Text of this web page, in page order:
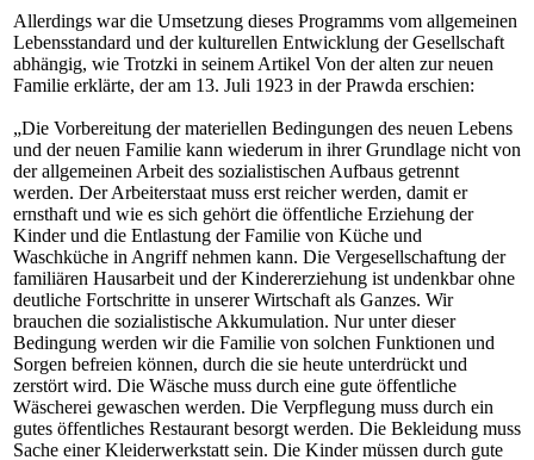
Allerdings war die Umsetzung dieses Programms vom allgemeinen
Lebensstandard und der kulturellen Entwicklung der Gesellschaft
abhängig, wie Trotzki in seinem Artikel Von der alten zur neuen
Familie erklärte, der am 13. Juli 1923 in der Prawda erschien:
„Die Vorbereitung der materiellen Bedingungen des neuen Lebens
und der neuen Familie kann wiederum in ihrer Grundlage nicht von
der allgemeinen Arbeit des sozialistischen Aufbaus getrennt
werden. Der Arbeiterstaat muss erst reicher werden, damit er
ernsthaft und wie es sich gehört die öffentliche Erziehung der
Kinder und die Entlastung der Familie von Küche und
Waschküche in Angriff nehmen kann. Die Vergesellschaftung der
familiären Hausarbeit und der Kindererziehung ist undenkbar ohne
deutliche Fortschritte in unserer Wirtschaft als Ganzes. Wir
brauchen die sozialistische Akkumulation. Nur unter dieser
Bedingung werden wir die Familie von solchen Funktionen und
Sorgen befreien können, durch die sie heute unterdrückt und
zerstört wird. Die Wäsche muss durch eine gute öffentliche
Wäscherei gewaschen werden. Die Verpflegung muss durch ein
gutes öffentliches Restaurant besorgt werden. Die Bekleidung muss
Sache einer Kleiderwerkstatt sein. Die Kinder müssen durch gute